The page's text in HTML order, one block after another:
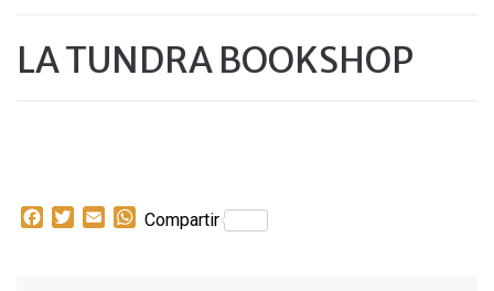
LA TUNDRA BOOKSHOP
Facebook
TwitterEmailWhatsApp
Compartir